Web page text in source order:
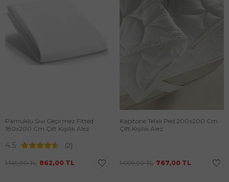
Pamuklu Sıvı Geçirmez Fitted
180x200 Cm Çift Kişilik Alez
4.5 (2)
1.149,90TL 862,00 TL
Kapitone Telalı Ped 200x200 Cm
Çift Kişilik Alez
1.099,90TL 767,00 TL